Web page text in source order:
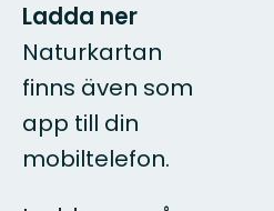
Ladda ner
Naturkartan
finns även som
app till din
mobiltelefon.